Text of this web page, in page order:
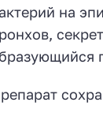
на